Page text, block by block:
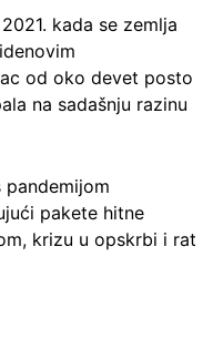
kada se zemlja
od oko devet posto
na sadašnju razinu
pakete hitne
krizu u opskrbi i rat